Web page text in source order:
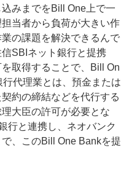
込みまでをBill One上で一
当者から負荷が大きい作
の課題を解決できるんで
SBIネット銀行と提携
取得することで、Bill On
代理業とは、預金または
約の締結などを代行する
大臣の許可が必要とな
行と連携し、ネオバンク
、このBill One Bankを提